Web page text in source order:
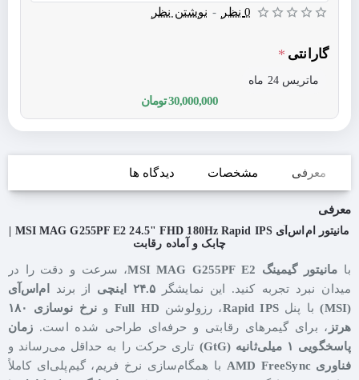
0 نظر - نوشتن نظر
گارانتی
ماتریس 24 ماه
30,000,000 تومان
معرفی مشخصات دیدگاه ها
معرفی
چابک و آماده رقابت
با مانیتور گیمینگ MSI MAG G255PF E2
، سرعت و دقت را در
میدان نبرد تجربه کنید. این نمایشگر ۲۴.۵ اینچی از برند
ام‌اس‌آی
(MSI)
با پنلRapid IPS، رزولوشن Full HD و
نرخ نوسازی ۱۸۰
هرتز ، برای گیمرهای رقابتی و حرفه‌ای طراحی شده است. زمان
پاسخگویی ۱ میلی‌ثانیه (GtG)
تاری حرکت را به حداقل می‌رساند و
فناوری AMD FreeSync
با همگام‌سازی نرخ فریم، گیم‌پلی‌ای کاملاً